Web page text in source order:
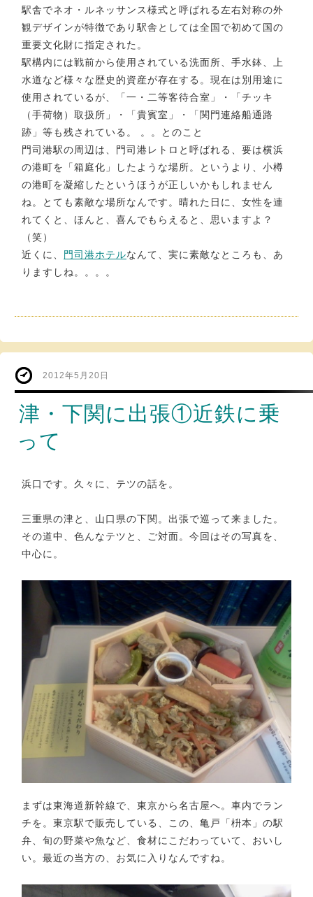
駅舎でネオ・ルネッサンス様式と呼ばれる左右対称の外
観デザインが特徴であり駅舎としては全国で初めて国の
重要文化財に指定された。
駅構内には戦前から使用されている洗面所、手水鉢、上
水道など様々な歴史的資産が存在する。現在は別用途に
使用されているが、「一・二等客待合室」・「チッキ
（手荷物）取扱所」・「貴賓室」・「関門連絡船通路
跡」等も残されている。 。。とのこと
門司港駅の周辺は、門司港レトロと呼ばれる、要は横浜
の港町を「箱庭化」したような場所。というより、小樽
の港町を凝縮したというほうが正しいかもしれません
ね。とても素敵な場所なんです。晴れた日に、女性を連
れてくと、ほんと、喜んでもらえると、思いますよ？
（笑）
近くに、 門司港ホテルなんて、実に素敵なところも、あ
りますしね。。。。
2012年5月20日
津・下関に出張①近鉄に乗
って
浜口です。久々に、テツの話を。
三重県の津と、山口県の下関。出張で巡って来ました。
その道中、色んなテツと、ご対面。今回はその写真を、
中心に。
まずは東海道新幹線で、東京から名古屋へ。車内でラン
チを。東京駅で販売している、この、亀戸「枡本」の駅
弁、旬の野菜や魚など、食材にこだわっていて、おいし
い。最近の当方の、お気に入りなんですね。